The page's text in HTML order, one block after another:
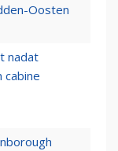
Oosten
nadat
cabine